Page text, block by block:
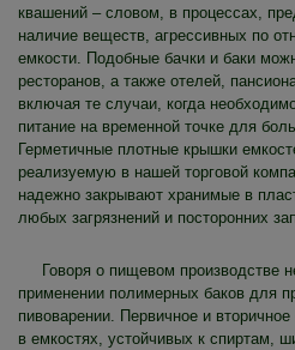
квашений – словом, в процессах,
наличие веществ, агрессивных по
емкости. Подобные бачки и баки
ресторанов, а также отелей,
включая те случаи, когда
питание на временной точке для
Герметичные плотные крышки
реализуемую в нашей торговой
надежно закрывают хранимые в
любых загрязнений и посторонних
Говоря о пищевом производстве
применении полимерных баков для
пивоварении. Первичное и
в емкостях, устойчивых к спиртам,